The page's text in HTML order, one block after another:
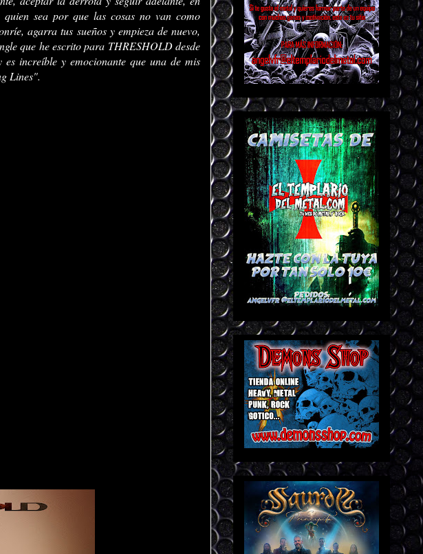
sea por que las cosas no van como
agarra tus sueños y empieza de nuevo,
que he escrito para THRESHOLD desde
increíble y emocionante que una de mis
Lines".